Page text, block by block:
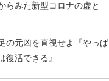
らみた新型コロナの虚と
の元凶を直視せよ『やっぱ
復活できる』